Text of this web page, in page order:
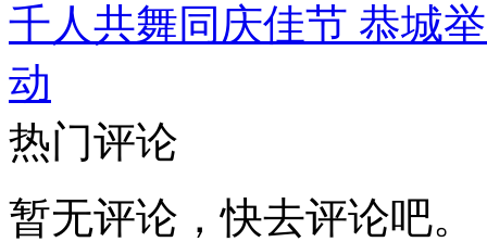
千人共舞同庆佳节 恭城
动
热门评论
暂无评论，快去评论吧。